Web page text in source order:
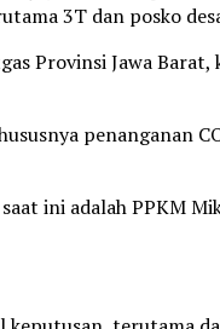
3T dan posko
Provinsi Jawa
penanganan
ini adalah PPKM